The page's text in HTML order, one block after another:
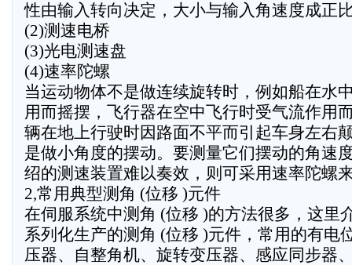
性由输入转向决定，大小与输入角速度成正
(2)测速电桥
(3)光电测速盘
(4)速率陀螺
当运动物体不是做连续旋转时，例如船在水
用而摇摆，飞行器在空中飞行时受气流作用
辆在地上行驶时因路面不平而引起车身左右
是做小角度的摆动。要测量它们摆动的角速
绍的测速装置难以奏效，则可采用速率陀螺
2,常用典型测角 (位移 )元件
在伺服系统中测角 (位移 )的方法很多，这里
系列化生产的测角 (位移 )元件，常用的有电
压器、自整角机、旋转变压器、感应同步器